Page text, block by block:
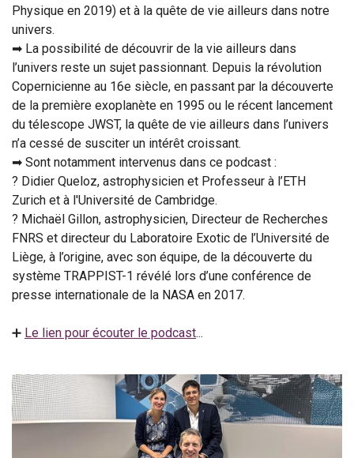
Physique en 2019) et à la quête de vie ailleurs dans notre
univers.
➡ La possibilité de découvrir de la vie ailleurs dans
l’univers reste un sujet passionnant. Depuis la révolution
Copernicienne au 16e siècle, en passant par la découverte
de la première exoplanète en 1995 ou le récent lancement
du télescope JWST, la quête de vie ailleurs dans l’univers
n’a cessé de susciter un intérêt croissant.
➡ Sont notamment intervenus dans ce podcast :
? Didier Queloz, astrophysicien et Professeur à l’ETH
Zurich et à l'Université de Cambridge.
? Michaël Gillon, astrophysicien, Directeur de Recherches
FNRS et directeur du Laboratoire Exotic de l’Université de
Liège, à l’origine, avec son équipe, de la découverte du
système TRAPPIST-1 révélé lors d’une conférence de
presse internationale de la NASA en 2017.
➕ Le lien pour écouter le podcast...